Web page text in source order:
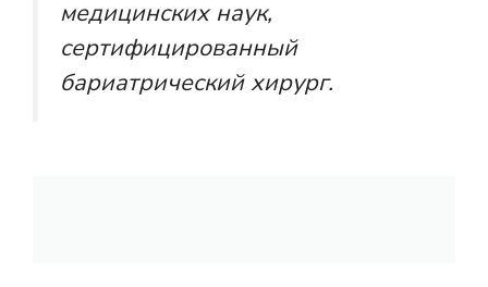
медицинских наук,
сертифицированный
бариатрический хирург.